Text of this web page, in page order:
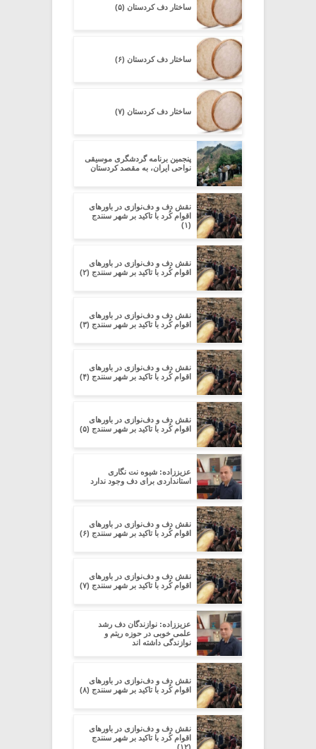
ساختار دف کردستان (۵)
ساختار دف کردستان (۶)
ساختار دف کردستان (۷)
پنجمین برنامه گردشگری موسیقی
نواحی ایران، به مقصد کردستان
نقش دف و دف‌نوازی در باورهای
اقوام کُرد با تاکید بر شهر سنندج
(۱)
نقش دف و دف‌نوازی در باورهای
اقوام کُرد با تاکید بر شهر سنندج (۲)
نقش دف و دف‌نوازی در باورهای
اقوام کُرد با تاکید بر شهر سنندج (۳)
نقش دف و دف‌نوازی در باورهای
اقوام کُرد با تاکید بر شهر سنندج (۴)
نقش دف و دف‌نوازی در باورهای
اقوام کُرد با تاکید بر شهر سنندج (۵)
عزیززاده: شیوه نت نگاری
استانداردی برای دف وجود ندارد
نقش دف و دف‌نوازی در باورهای
اقوام کُرد با تاکید بر شهر سنندج (۶)
نقش دف و دف‌نوازی در باورهای
اقوام کُرد با تاکید بر شهر سنندج (۷)
عزیززاده: نوازندگان دف رشد
علمی خوبی در حوزه ریتم و
نوازندگی داشته اند
نقش دف و دف‌نوازی در باورهای
اقوام کُرد با تاکید بر شهر سنندج (۸)
نقش دف و دف‌نوازی در باورهای
اقوام کُرد با تاکید بر شهر سنندج
(۱۲)